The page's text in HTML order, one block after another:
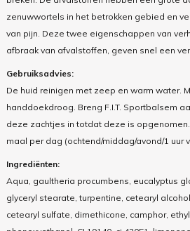
zenuwwortels in het betrokken gebied en
van pijn. Deze twee eigenschappen van
afbraak van afvalstoffen, geven snel een
Gebruiksadvies:
De huid reinigen met zeep en warm water.
handdoekdroog. Breng F.I.T. Sportbalsem
deze zachtjes in totdat deze is
maal per dag (ochtend/middag/avond/1 uur
Ingrediënten:
Aqua, gaultheria procumbens, eucalyptus
glyceryl stearate, turpentine, cetearyl
cetearyl sulfate, dimethicone, camphor,